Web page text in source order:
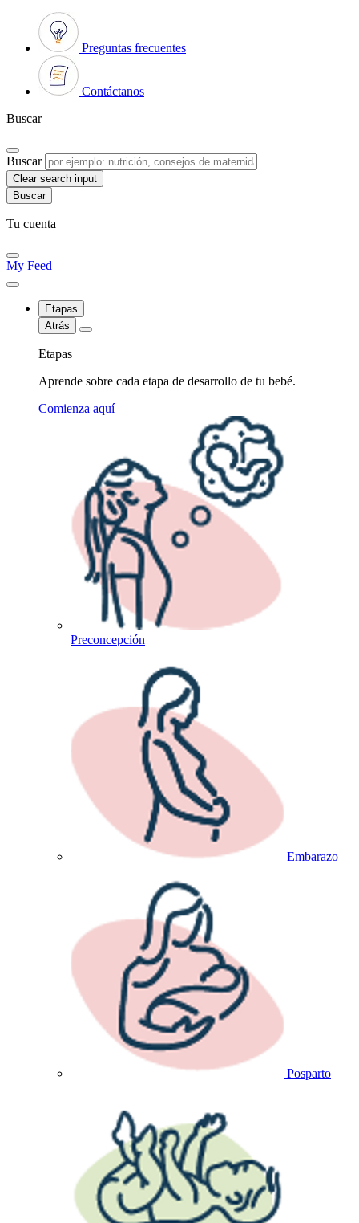
Preguntas frecuentes
Contáctanos
Buscar
Buscar
Clear search input
Tu cuenta
My Feed
Etapas
Atrás
Etapas
Aprende sobre cada etapa de desarrollo de tu bebé.
Comienza aquí
Preconcepción
Embarazo
Posparto